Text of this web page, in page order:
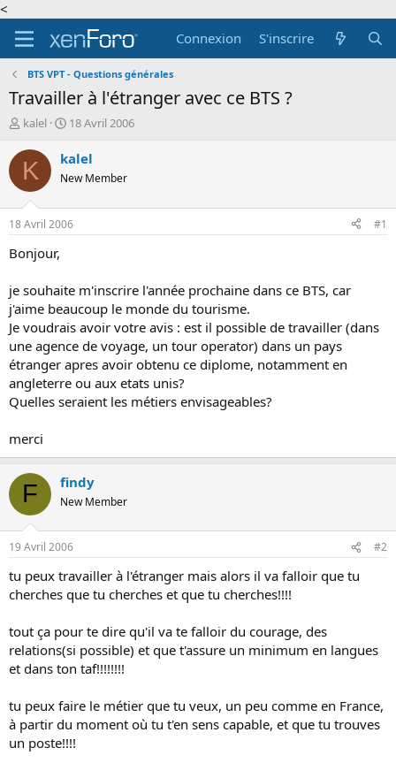
<
Connexion
S'inscrire
BTS VPT - Questions générales
Travailler à l'étranger avec ce BTS ?
A
t
e
r
d
e
l
i
s
c
u
s
i
o
kalel
D
t
d
d
é
18 Avril 2006
K kalel
New Member
18 Avril 2006 #1
Bonjour,
je souhaite m'inscrire l'année prochaine dans ce BTS, car
j'aime beaucoup le monde du tourisme.
Je voudrais avoir votre avis : est il possible de travailler (dans
une agence de voyage, un tour operator) dans un pays
étranger apres avoir obtenu ce diplome, notamment en
angleterre ou aux etats unis?
Quelles seraient les métiers envisageables?
merci
F findy
New Member
19 Avril 2006 #2
tu peux travailler à l'étranger mais alors il va falloir que tu
cherches que tu cherches et que tu cherches!!!!
tout ça pour te dire qu'il va te falloir du courage, des
relations(si possible) et que t'assure un minimum en langues
et dans ton taf!!!!!!!!
tu peux faire le métier que tu veux, un peu comme en France,
à partir du moment où tu t'en sens capable, et que tu trouves
un poste!!!!